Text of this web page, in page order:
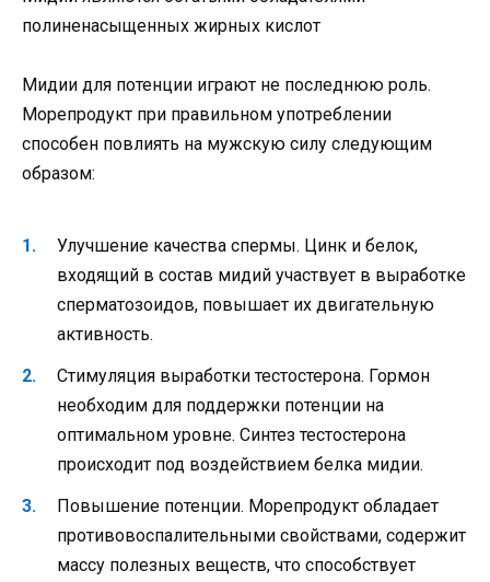
полиненасыщенных жирных кислот
Мидии для потенции играют не последнюю роль.
Морепродукт при правильном употреблении
способен повлиять на мужскую силу следующим
образом:
Улучшение качества спермы. Цинк и белок,
входящий в состав мидий участвует в выработке
сперматозоидов, повышает их двигательную
активность.
Стимуляция выработки тестостерона. Гормон
необходим для поддержки потенции на
оптимальном уровне. Синтез тестостерона
происходит под воздействием белка мидии.
Повышение потенции. Морепродукт обладает
противовоспалительными свойствами, содержит
массу полезных веществ, что способствует